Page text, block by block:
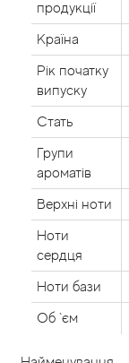
продукції
Країна
Рік початку
випуску
Стать
Групи
ароматів
Верхні ноти
Ноти
сердця
Ноти бази
Об `єм
Amouroud
Andre L'Arom
Angel Schlesser
Anima Mundi
Anna Sui
Annayake
Anne Fontaine
Annick Goutal